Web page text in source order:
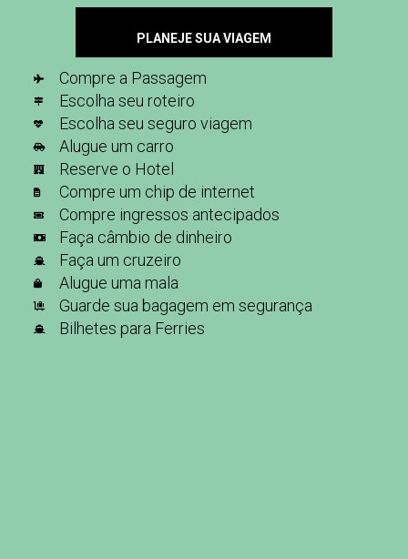
PLANEJE SUA VIAGEM
Compre a Passagem
Escolha seu roteiro
Escolha seu seguro viagem
Alugue um carro
Reserve o Hotel
Compre um chip de internet
Compre ingressos antecipados
Faça câmbio de dinheiro
Faça um cruzeiro
Alugue uma mala
Guarde sua bagagem em segurança
Bilhetes para Ferries